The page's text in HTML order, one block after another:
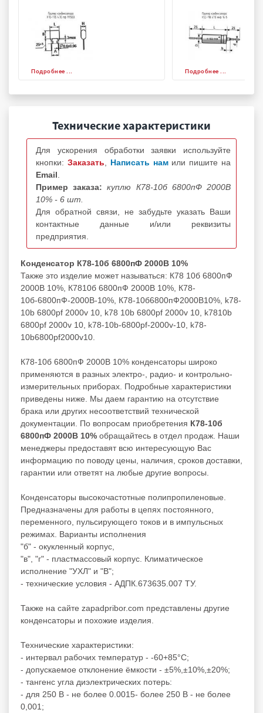
Подробнее ... Подробнее ...
Технические характеристики
Для ускорения обработки заявки используйте
кнопки: Заказать Написать нам или пишите на
Email
Пример заказа: куплю К78-10б 6800пФ 2000В
10% - 6 шт.
Для обратной связи, не забудьте указать Ваши
контактные данные и/или реквизиты
предприятия.
Конденсатор К78-10б 6800пФ 2000В 10%
Также это изделие может называться: К78 10б 6800пФ
2000В 10%, К7810б 6800пФ 2000В 10%, К78-
10б-6800пФ-2000В-10%, К78-10б6800пФ2000В10%, k78-
10b 6800pf 2000v 10, k78 10b 6800pf 2000v 10, k7810b
6800pf 2000v 10, k78-10b-6800pf-2000v-10, k78-
10b6800pf2000v10.
К78-10б 6800пФ 2000В 10% конденсаторы широко
применяются в разных электро-, радио- и контрольно-
измерительных приборах. Подробные характеристики
приведены ниже. Мы даем гарантию на отсутствие
брака или других несоответствий технической
документации. По вопросам приобретения К78-10б
6800пФ 2000В 10% обращайтесь в отдел продаж. Наши
менеджеры предоставят всю интересующую Вас
информацию по поводу цены, наличия, сроков доставки,
гарантии или ответят на любые другие вопросы.
Конденсаторы высокочастотные полипропиленовые.
Предназначены для работы в цепях постоянного,
переменного, пульсирующего токов и в импульсных
режимах. Варианты исполнения
"б" - окукленный корпус,
"в", "г" - пластмассовый корпус. Климатическое
исполнение "УХЛ" и "В";
- технические условия - АДПК.673635.007 ТУ.
Также на сайте zapadpribor.com представлены другие
конденсаторы и похожие изделия.
Технические характеристики:
- интервал рабочих температур - -60+85°C;
- допускаемое отклонение ёмкости - ±5%,±10%,±20%;
- тангенс угла диэлектрических потерь:
- для 250 В - не более 0.0015- более 250 В - не более
0,001;